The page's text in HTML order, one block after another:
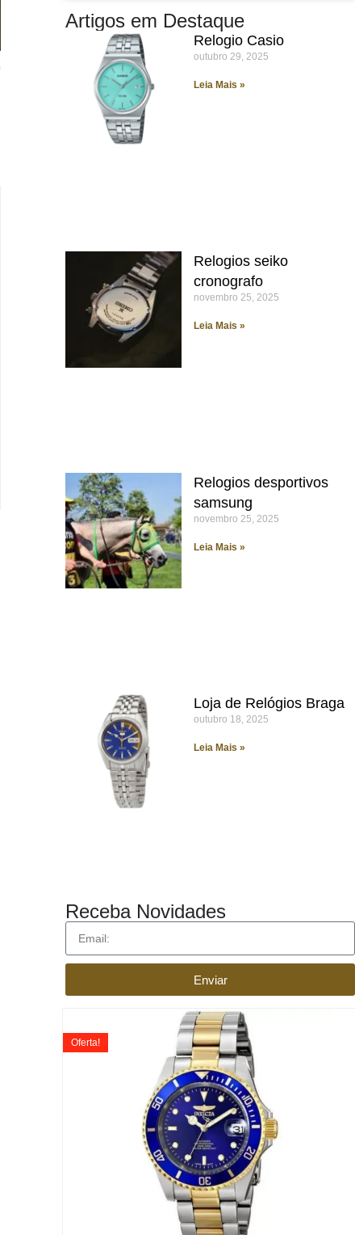
Artigos em Destaque
Relogio Casio
outubro 29, 2025
Leia Mais »
Relogios seiko
cronografo
novembro 25, 2025
Leia Mais »
Relogios desportivos
samsung
novembro 25, 2025
Leia Mais »
Loja de Relógios Braga
outubro 18, 2025
Leia Mais »
Receba Novidades
Enviar
Oferta!